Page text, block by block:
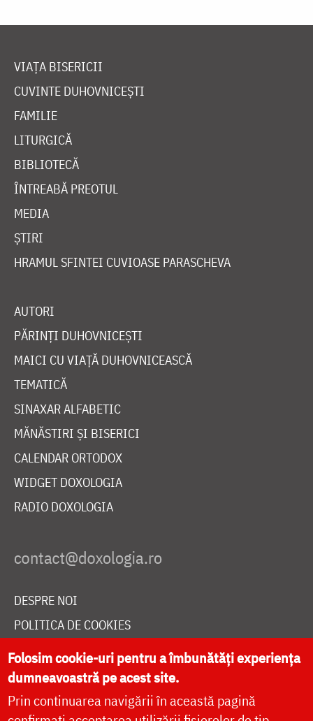
VIAȚA BISERICII
CUVINTE DUHOVNICEȘTI
FAMILIE
LITURGICĂ
BIBLIOTECĂ
ÎNTREABĂ PREOTUL
MEDIA
ȘTIRI
HRAMUL SFINTEI CUVIOASE PARASCHEVA
AUTORI
PĂRINȚI DUHOVNICEȘTI
MAICI CU VIAȚĂ DUHOVNICEASCĂ
TEMATICĂ
SINAXAR ALFABETIC
MĂNĂSTIRI ȘI BISERICI
CALENDAR ORTODOX
WIDGET DOXOLOGIA
RADIO DOXOLOGIA
DESPRE NOI
POLITICA DE COOKIES
DONEAZĂ ONLINE PENTRU CATEDRALA NAȚIONALĂ
LIVE
Folosim cookie-uri pentru a îmbunătăți experiența
dumneavoastră pe acest site.
Prin continuarea navigării în această pagină